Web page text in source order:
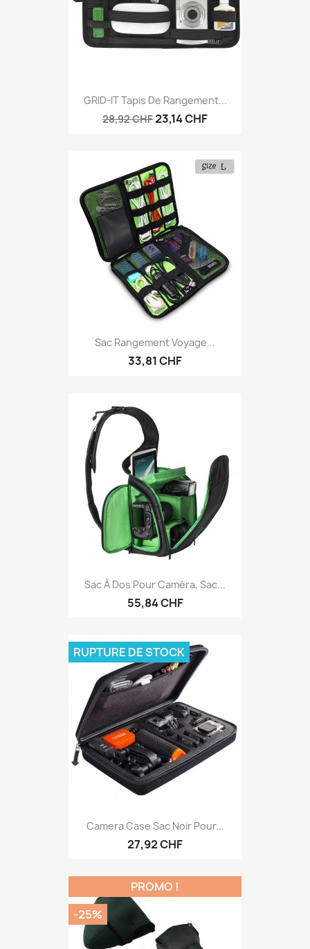
GRID-IT Tapis De Rangement...
28,92 CHF23,14 CHF
Sac Rangement Voyage...
33,81 CHF
Sac À Dos Pour Caméra, Sac...
55,84 CHF
Camera Case Sac Noir Pour...
27,92 CHF
RUPTURE DE STOCK
PROMO !
-25%